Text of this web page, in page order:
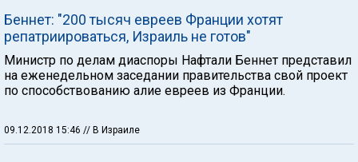
Беннет: "200 тысяч евреев Франции хотят
репатриироваться, Израиль не готов"
Министр по делам диаспоры Нафтали Беннет представил
на еженедельном заседании правительства свой проект
по способствованию алие евреев из Франции.
09.12.2018 15:46 // В Израиле